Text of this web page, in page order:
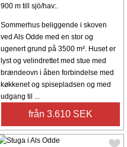
900 m till sjö/hav:.
Sommerhus beliggende i skoven
ved Als Odde med en stor og
ugenert grund på 3500 m². Huset er
lyst og velindrettet med stue med
brændeovn i åben forbindelse med
køkkenet og spisepladsen og med
udgang til ...
från 3.610 SEK